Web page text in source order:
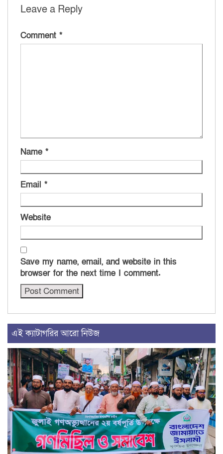
Leave a Reply
Comment *
Name *
Email *
Website
Save my name, email, and website in this
browser for the next time I comment.
এই ক্যাটাগরির আরো নিউজ